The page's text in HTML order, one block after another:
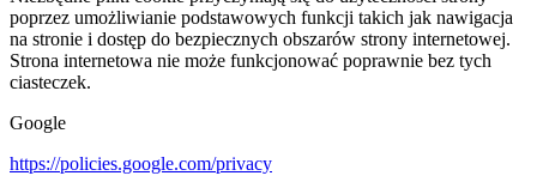
poprzez umożliwianie podstawowych funkcji takich jak nawigacja
na stronie i dostęp do bezpiecznych obszarów strony internetowej.
Strona internetowa nie może funkcjonować poprawnie bez tych
ciasteczek.
Google
https://policies.google.com/privacy